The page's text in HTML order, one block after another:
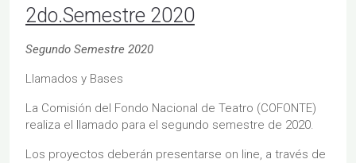
2do.Semestre 2020
Segundo Semestre 2020
Llamados y Bases
La Comisión del Fondo Nacional de Teatro (COFONTE)
realiza el llamado para el segundo semestre de 2020.
Los proyectos deberán presentarse on line, a través de